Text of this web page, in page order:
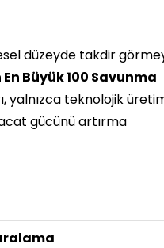
düzeyde takdir
Büyük 100 Savunma
yalnızca teknolojik
gücünü artırma